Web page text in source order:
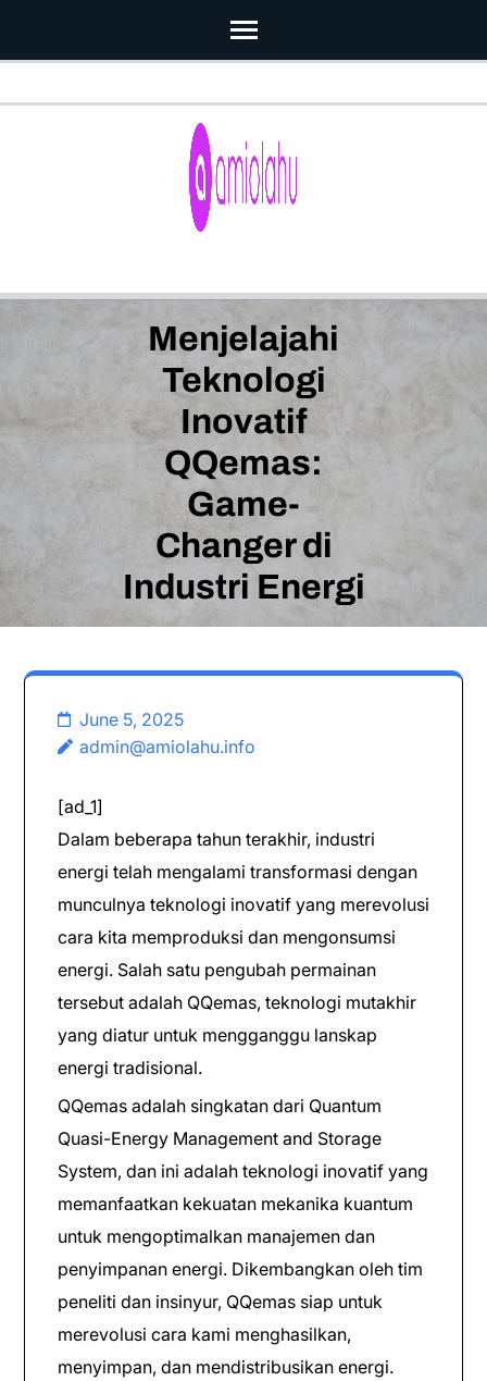
Menjelajahi
Teknologi
Inovatif
QQemas:
Game-
Changer di
Industri Energi
June 5, 2025
admin@amiolahu.info
[ad_1]
Dalam beberapa tahun terakhir, industri
energi telah mengalami transformasi dengan
munculnya teknologi inovatif yang merevolusi
cara kita memproduksi dan mengonsumsi
energi. Salah satu pengubah permainan
tersebut adalah QQemas, teknologi mutakhir
yang diatur untuk mengganggu lanskap
energi tradisional.
QQemas adalah singkatan dari Quantum
Quasi-Energy Management and Storage
System, dan ini adalah teknologi inovatif yang
memanfaatkan kekuatan mekanika kuantum
untuk mengoptimalkan manajemen dan
penyimpanan energi. Dikembangkan oleh tim
peneliti dan insinyur, QQemas siap untuk
merevolusi cara kami menghasilkan,
menyimpan, dan mendistribusikan energi.